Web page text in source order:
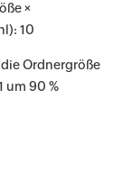
×
10
Ordnergröße
um 90 %